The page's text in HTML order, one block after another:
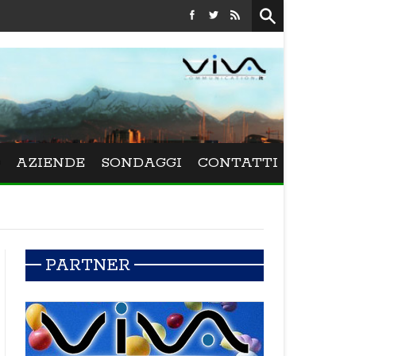
Festival La Versiliana - La direttrice lucchese Beatrice
AZIENDE SONDAGGI CONTATTI
PARTNER